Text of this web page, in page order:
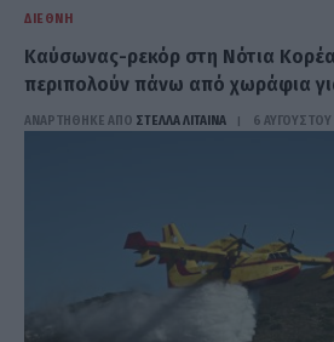
ΔΙΕΘΝΉ
Καύσωνας-ρεκόρ στη Νότια
περιπολούν πάνω από χωράφια
ΑΝΑΡΤΗΘΗΚΕ ΑΠΟ ΣΤΈΛΛΑ ΛΊΤΑΙΝΑ 6 ΑΥΓΟΎΣΤΟΥ